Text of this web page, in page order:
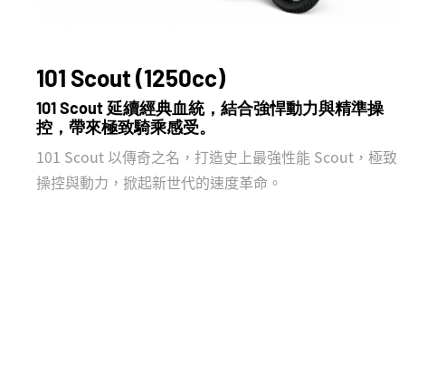
101 Scout (1250cc)
101 Scout 延續經典血統，結合強悍動力與精準操
控，帶來極致騎乘感受。
101 Scout 以傳奇之名，打造史上最強性能 Scout，極致
操控與動力，掀起新世代的速度革命。